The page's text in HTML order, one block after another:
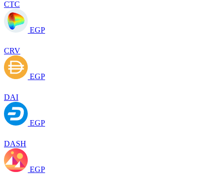
CTC
EGP
CRV
EGP
DAI
EGP
DASH
EGP